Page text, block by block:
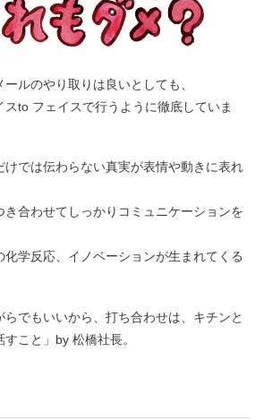
ルのやり取りは良いとしても、
to フェイスで行うように徹底していま
けでは伝わらない真実が表情や動きに表れ
き合わせてしっかりコミュニケーションを
化学反応、イノベーションが生まれてくる
らでもいいから、打ち合わせは、キチンと
こと」by 松橋社長。